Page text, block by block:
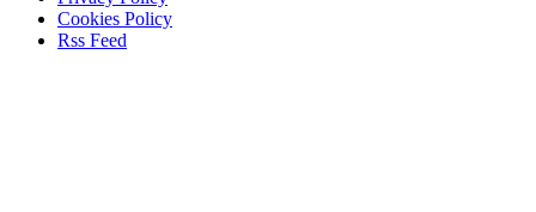
Cookies Policy
Rss Feed